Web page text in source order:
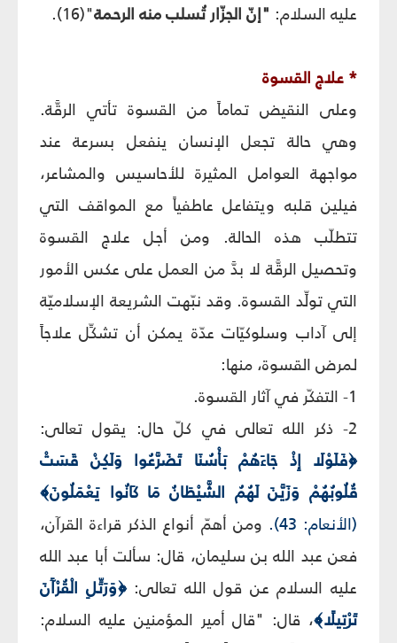
عليه السلام: "إنّ الجزّار تُسلب منه الرحمة"(16).
* علاج القسوة
وعلى النقيض تماماً من القسوة تأتي الرقَّة.
وهي حالة تجعل الإنسان ينفعل بسرعة عند
مواجهة العوامل المثيرة للأحاسيس والمشاعر،
فيلين قلبه ويتفاعل عاطفياً مع المواقف التي
تتطلّب هذه الحالة. ومن أجل علاج القسوة
وتحصيل الرقَّة لا بدَّ من العمل على عكس الأمور
التي تولِّد القسوة. وقد نبّهت الشريعة الإسلاميّة
إلى آداب وسلوكيّات عدّة يمكن أن تشكِّل علاجاً
لمرض القسوة، منها:
1- التفكّر في آثار القسوة.
2- ذكر الله تعالى في كلّ حال: يقول تعالى:
﴿فَلَوْلَا إِذْ جَاءَهُمْ بَأْسُنَا تَضَرَّعُوا وَلَكِنْ قَسَتْ
قُلُوبُهُمْ وَزَيَّنَ لَهُمُ الشَّيْطَانُ مَا كَانُوا يَعْمَلُونَ﴾
(الأنعام: 43).
ومن أهمّ أنواع الذكر قراءة القرآن،
فعن عبد الله بن سليمان، قال: سألت أبا عبد الله
عليه السلام عن قول الله تعالى:﴿وَرَتِّلِ الْقُرْآَنَ
تَرْتِيلًا﴾، قال: "قال أمير المؤمنين عليه السلام: